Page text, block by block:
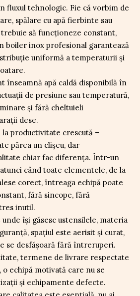
fluxul tehnologic. Fie că vorbim de
spălare cu apă fierbinte sau
să funcţioneze constant,
boiler inox profesional garantează
uniformă a temperaturii şi
înseamnă apă caldă disponibilă în
de presiune sau temperatură,
şi fără cheltuieli
dese.
productivitate crescută –
părea un clişeu, dar
chiar fac diferenţa. Într-un
când toate elementele, de la
corect, întreaga echipă poate
fără sincope, fără
inutil.
îşi găsesc ustensilele, materia
spaţiul este aerisit şi curat,
se desfăşoară fără întreruperi.
termene de livrare respectate
echipă motivată care nu se
şi echipamente defecte.